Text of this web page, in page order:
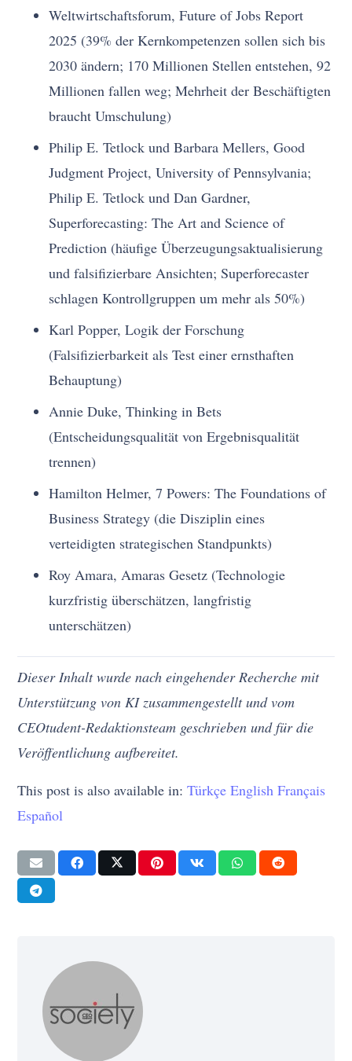
Weltwirtschaftsforum, Future of Jobs Report
2025 (39% der Kernkompetenzen sollen sich bis
2030 ändern; 170 Millionen Stellen entstehen, 92
Millionen fallen weg; Mehrheit der Beschäftigten
braucht Umschulung)
Philip E. Tetlock und Barbara Mellers, Good
Judgment Project, University of Pennsylvania;
Philip E. Tetlock und Dan Gardner,
Superforecasting: The Art and Science of
Prediction (häufige Überzeugungsaktualisierung
und falsifizierbare Ansichten; Superforecaster
schlagen Kontrollgruppen um mehr als 50%)
Karl Popper, Logik der Forschung
(Falsifizierbarkeit als Test einer ernsthaften
Behauptung)
Annie Duke, Thinking in Bets
(Entscheidungsqualität von Ergebnisqualität
trennen)
Hamilton Helmer, 7 Powers: The Foundations of
Business Strategy (die Disziplin eines
verteidigten strategischen Standpunkts)
Roy Amara, Amaras Gesetz (Technologie
kurzfristig überschätzen, langfristig
unterschätzen)
Dieser Inhalt wurde nach eingehender Recherche mit
Unterstützung von KI zusammengestellt und vom
CEOtudent-Redaktionsteam geschrieben und für die
Veröffentlichung aufbereitet.
This post is also available in:Türkçe English Français
Español